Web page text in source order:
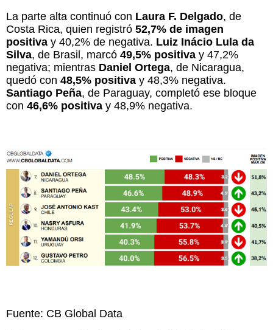
La parte alta continuó con Laura F. Delgado, de
Costa Rica, quien registró 52,7% de imagen
positiva y 40,2% de negativa. Luiz Inácio Lula da
Silva, de Brasil, marcó 49,5% positiva y 47,2%
negativa; mientras Daniel Ortega, de Nicaragua,
quedó con 48,5% positiva y 48,3% negativa.
Santiago Peña, de Paraguay, completó ese bloque
con 46,6% positiva y 48,9% negativa.
Fuente: CB Global Data